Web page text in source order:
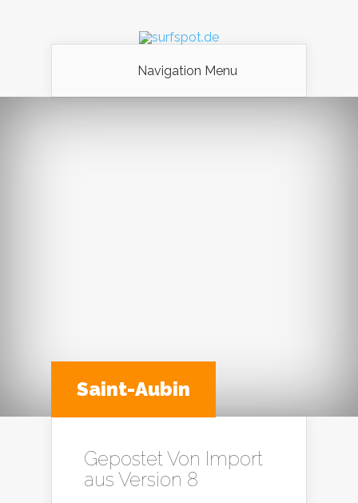
Navigation Menu
Saint-Aubin
Gepostet Von Import
aus Version 8